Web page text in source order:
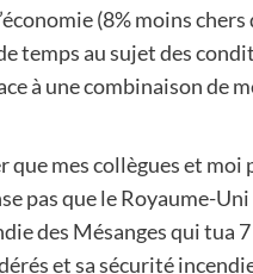
(8% moins
temps au sujet des
à une combinaison de
que mes collègues et
pas que le Royaume-Uni
des Mésanges qui tua
et sa sécurité